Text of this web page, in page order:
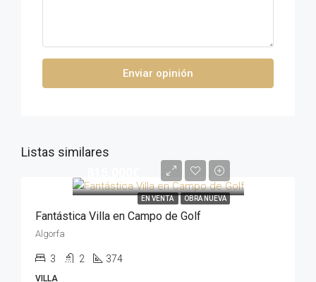
Enviar opinión
Listas similares
EN VENTA OBRA NUEVA
Fantástica Villa en Campo de Golf
Algorfa
3 2 374
VILLA